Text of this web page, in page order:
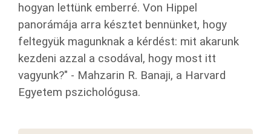
hogyan lettünk emberré. Von Hippel
panorámája arra késztet bennünket, hogy
feltegyük magunknak a kérdést: mit akarunk
kezdeni azzal a csodával, hogy most itt
vagyunk?" - Mahzarin R. Banaji, a Harvard
Egyetem pszichológusa.